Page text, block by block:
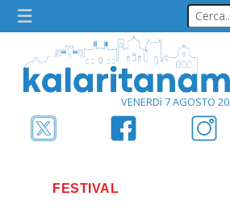
VENERDì 7 AGOSTO
FESTIVAL